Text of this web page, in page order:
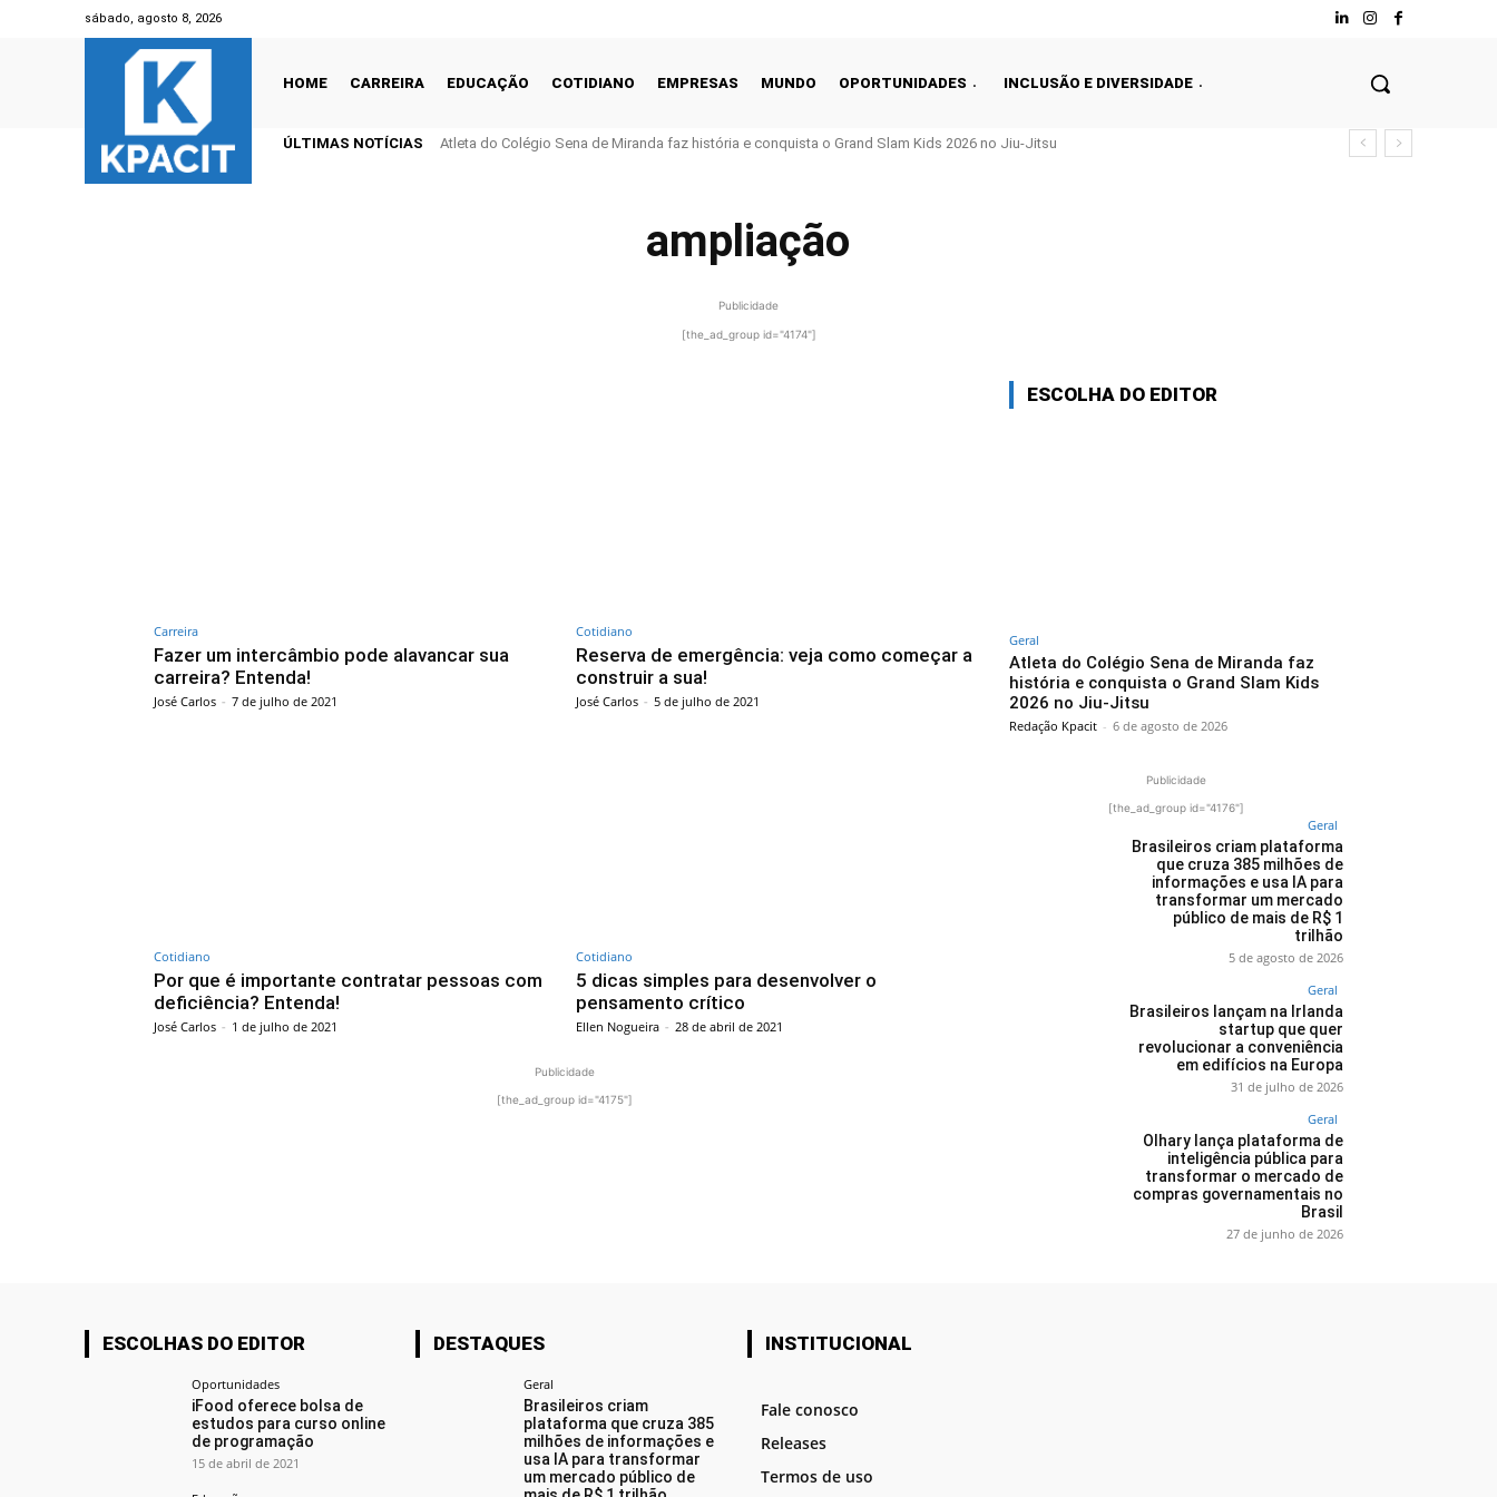
sábado, agosto 8, 2026
HOME CARREIRA EDUCAÇÃO COTIDIANO EMPRESAS MUNDO OPORTUNIDADES INCLUSÃO E DIVERSIDADE
ÚLTIMAS NOTÍCIAS Atleta do Colégio Sena de Miranda faz história e conquista o Grand Slam Kids 2026 no Jiu-Jitsu
ampliação
Publicidade
[the_ad_group id="4174"]
Carreira
Fazer um intercâmbio pode alavancar sua
carreira? Entenda!
José Carlos - 7 de julho de 2021
Cotidiano
Reserva de emergência: veja como começar a
construir a sua!
José Carlos - 5 de julho de 2021
Cotidiano
Por que é importante contratar pessoas com
deficiência? Entenda!
José Carlos - 1 de julho de 2021
Cotidiano
5 dicas simples para desenvolver o
pensamento crítico
Ellen Nogueira - 28 de abril de 2021
Publicidade
[the_ad_group id="4175"]
ESCOLHA DO EDITOR
Geral
Atleta do Colégio Sena de Miranda faz
história e conquista o Grand Slam Kids
2026 no Jiu-Jitsu
Redação Kpacit - 6 de agosto de 2026
Publicidade
[the_ad_group id="4176"]
Geral
Brasileiros criam plataforma
que cruza 385 milhões de
informações e usa IA para
transformar um mercado
público de mais de R$ 1
trilhão
5 de agosto de 2026
Geral
Brasileiros lançam na Irlanda
startup que quer
revolucionar a conveniência
em edifícios na Europa
31 de julho de 2026
Geral
Olhary lança plataforma de
inteligência pública para
transformar o mercado de
compras governamentais no
Brasil
27 de junho de 2026
ESCOLHAS DO EDITOR
Oportunidades
iFood oferece bolsa de
estudos para curso online
de programação
15 de abril de 2021
DESTAQUES
Geral
Brasileiros criam
plataforma que cruza 385
milhões de informações e
usa IA para transformar
um mercado público de
INSTITUCIONAL
Fale conosco
Releases
Termos de uso